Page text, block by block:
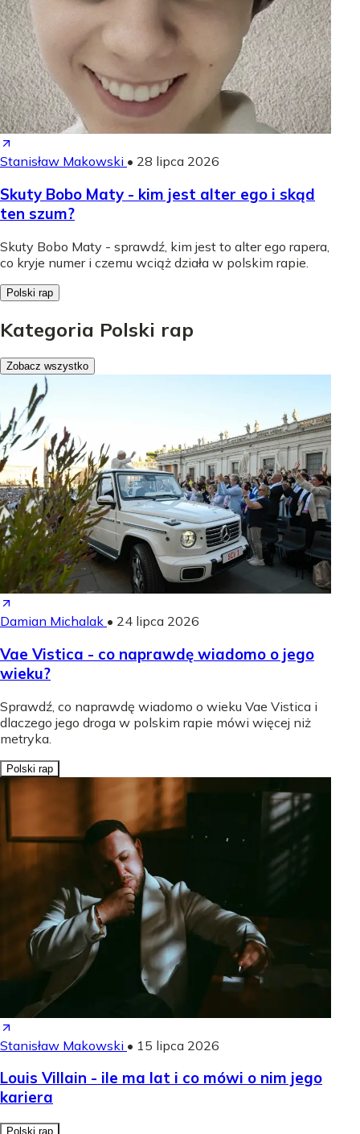
Stanisław Makowski • 28 lipca 2026
Skuty Bobo Maty - kim jest alter ego i skąd
ten szum?
Skuty Bobo Maty - sprawdź, kim jest to alter ego rapera,
co kryje numer i czemu wciąż działa w polskim rapie.
Polski rap
Kategoria Polski rap
Zobacz wszystko
Damian Michalak • 24 lipca 2026
Vae Vistica - co naprawdę wiadomo o jego
wieku?
Sprawdź, co naprawdę wiadomo o wieku Vae Vistica i
dlaczego jego droga w polskim rapie mówi więcej niż
metryka.
Polski rap
Stanisław Makowski • 15 lipca 2026
Louis Villain - ile ma lat i co mówi o nim jego
kariera
Polski rap